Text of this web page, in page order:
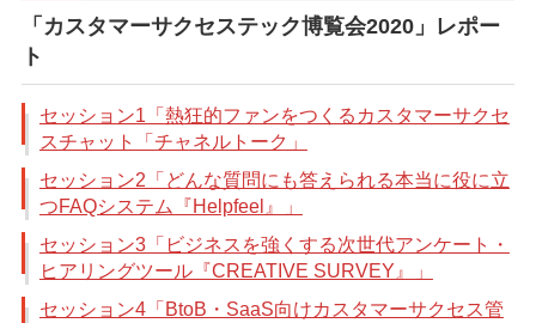
「カスタマーサクセステック博覧会2020」レポー
ト
セッション1「熱狂的ファンをつくるカスタマーサクセ
スチャット「チャネルトーク」
セッション2「どんな質問にも答えられる本当に役に立
つFAQシステム『Helpfeel』」
セッション3「ビジネスを強くする次世代アンケート・
ヒアリングツール『CREATIVE SURVEY』」
セッション4「BtoB・SaaS向けカスタマーサクセス管